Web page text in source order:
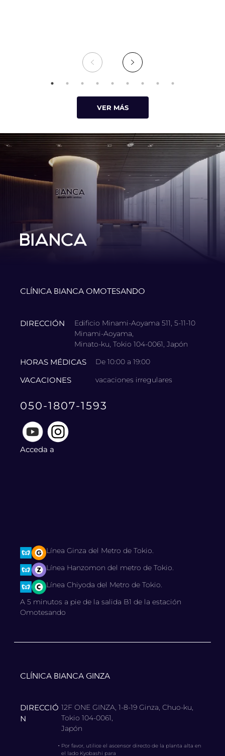
VER MÁS
CLÍNICA BIANCA OMOTESANDO
DIRECCIÓN
Edificio Minami-Aoyama 511, 5-11-10
Minami-Aoyama,
Minato-ku, Tokio 104-0061, Japón
HORAS MÉDICAS De 10:00 a 19:00
VACACIONES vacaciones irregulares
050-1807-1593
Acceda a
Línea Ginza del Metro de Tokio.
Línea Hanzomon del metro de Tokio.
Línea Chiyoda del Metro de Tokio.
A 5 minutos a pie de la salida B1 de la estación
Omotesando
CLÍNICA BIANCA GINZA
DIRECCIÓ
N
12F ONE GINZA, 1-8-19 Ginza, Chuo-ku,
Tokio 104-0061,
Japón
・ Por favor, utilice el ascensor directo de la planta alta en
el lado Kyobashi para